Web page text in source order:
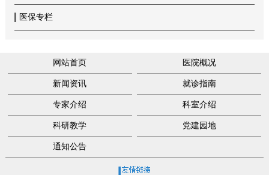
医保专栏
网站首页 医院概况
新闻资讯 就诊指南
专家介绍 科室介绍
科研教学 党建园地
通知公告